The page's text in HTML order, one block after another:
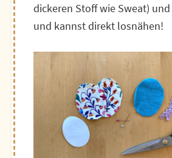
dickeren Stoff wie Sweat) und
und kannst direkt losnähen!